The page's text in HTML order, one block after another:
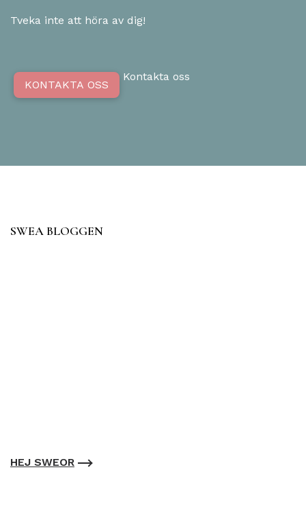
Tveka inte att höra av dig!
KONTAKTA OSS
Kontakta oss
SWEA BLOGGEN
HEJ SWEOR